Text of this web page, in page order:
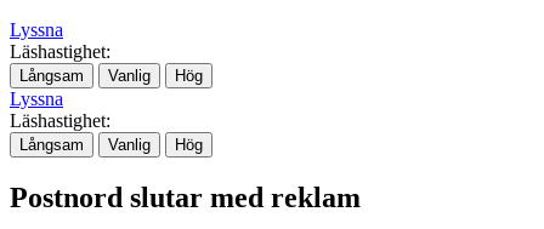
Lyssna
Läshastighet:
Långsam Vanlig Hög
Lyssna
Läshastighet:
Långsam Vanlig Hög
Postnord slutar med reklam